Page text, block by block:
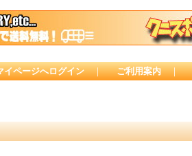
イページへログイン ｜ ご利用案内 ｜